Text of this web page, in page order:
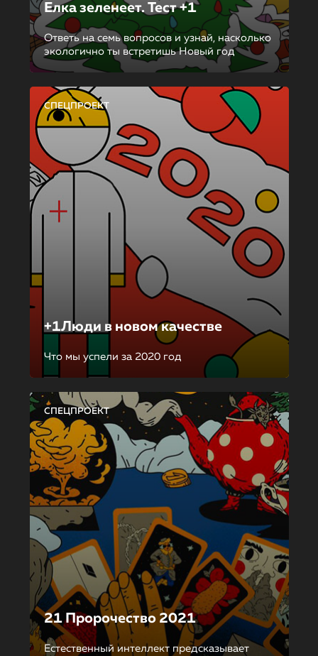
Елка зеленеет. Тест +1
Ответь на семь вопросов и узнай, насколько
экологично ты встретишь Новый год
СПЕЦПРОЕКТ
+1Люди в новом качестве
Что мы успели за 2020 год
СПЕЦПРОЕКТ
21 Пророчество 2021
Естественный интеллект предсказывает